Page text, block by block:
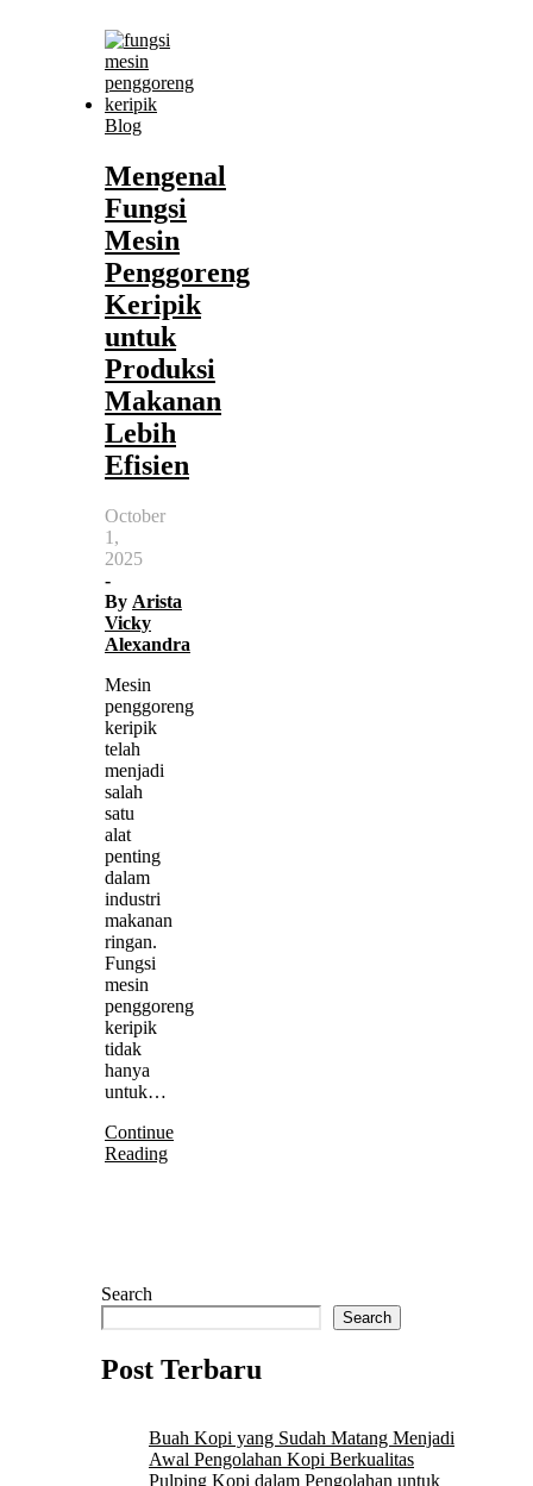
Blog
Mengenal
Fungsi
Mesin
Penggoreng
Keripik
untuk
Produksi
Makanan
Lebih
Efisien
October
1,
2025
-
By Arista
Vicky
Alexandra
Mesin
penggoreng
keripik
telah
menjadi
salah
satu
alat
penting
dalam
industri
makanan
ringan.
Fungsi
mesin
penggoreng
keripik
tidak
hanya
untuk…
Continue
Reading
Search
Search
Post Terbaru
Buah Kopi yang Sudah Matang Menjadi
Awal Pengolahan Kopi Berkualitas
Pulping Kopi dalam Pengolahan untuk